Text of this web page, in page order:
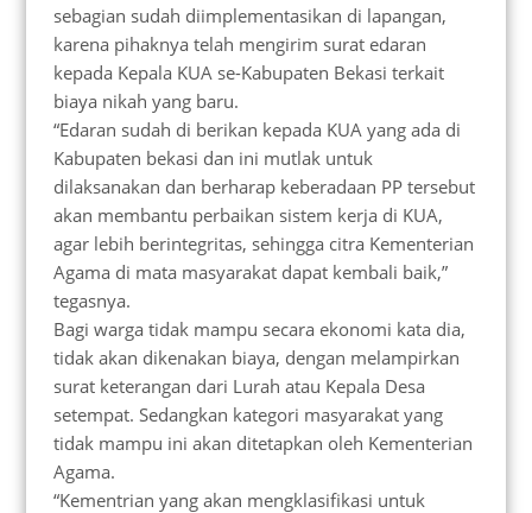
sebagian sudah diimplementasikan di lapangan,
karena pihaknya telah mengirim surat edaran
kepada Kepala KUA se-Kabupaten Bekasi terkait
biaya nikah yang baru.
“Edaran sudah di berikan kepada KUA yang ada di
Kabupaten bekasi dan ini mutlak untuk
dilaksanakan dan berharap keberadaan PP tersebut
akan membantu perbaikan sistem kerja di KUA,
agar lebih berintegritas, sehingga citra Kementerian
Agama di mata masyarakat dapat kembali baik,”
tegasnya.
Bagi warga tidak mampu secara ekonomi kata dia,
tidak akan dikenakan biaya, dengan melampirkan
surat keterangan dari Lurah atau Kepala Desa
setempat. Sedangkan kategori masyarakat yang
tidak mampu ini akan ditetapkan oleh Kementerian
Agama.
“Kementrian yang akan mengklasifikasi untuk